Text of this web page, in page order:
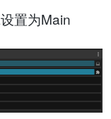
置为Main